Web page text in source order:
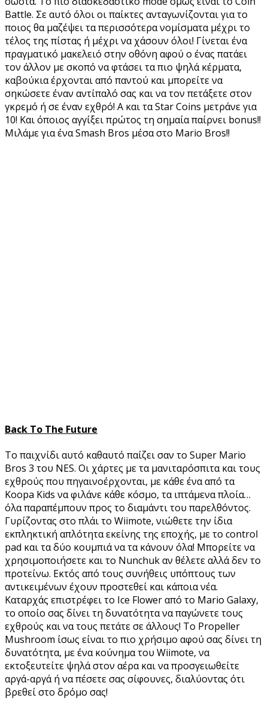
Battle. Σε αυτό όλοι οι παίκτες ανταγωνίζονται για το
ποιος θα μαζέψει τα περισσότερα νομίσματα μέχρι το
τέλος της πίστας ή μέχρι να χάσουν όλοι! Γίνεται ένα
πραγματικό μακελειό στην οθόνη αφού ο ένας πατάει
τον άλλον με σκοπό να φτάσει τα πιο ψηλά κέρματα,
καβούκια έρχονται από παντού και μπορείτε να
σηκώσετε έναν αντίπαλό σας και να τον πετάξετε στον
γκρεμό ή σε έναν εχθρό! Α και τα Star Coins μετράνε για
10! Και όποιος αγγίξει πρώτος τη σημαία παίρνει bonus!!
Μιλάμε για ένα Smash Bros μέσα στο Mario Bros!!
Back To The Future
Το παιχνίδι αυτό καθαυτό παίζει σαν το Super Mario
Bros 3 του NES. Οι χάρτες με τα μανιταρόσπιτα και τους
εχθρούς που πηγαινοέρχονται, με κάθε ένα από τα
Koopa Kids να φιλάνε κάθε κόσμο, τα ιπτάμενα πλοία…
όλα παραπέμπουν προς το διαμάντι του παρελθόντος.
Γυρίζοντας στο πλάι το Wiimote, νιώθετε την ίδια
εκπληκτική απλότητα εκείνης της εποχής, με το control
pad και τα δύο κουμπιά να τα κάνουν όλα! Μπορείτε να
χρησιμοποιήσετε και το Nunchuk αν θέλετε αλλά δεν το
προτείνω. Εκτός από τους συνήθεις υπόπτους των
αντικειμένων έχουν προστεθεί και κάποια νέα.
Καταρχάς επιστρέφει το Ice Flower από το Mario Galaxy,
το οποίο σας δίνει τη δυνατότητα να παγώνετε τους
εχθρούς και να τους πετάτε σε άλλους! Το Propeller
Mushroom ίσως είναι το πιο χρήσιμο αφού σας δίνει τη
δυνατότητα, με ένα κούνημα του Wiimote, να
εκτοξευτείτε ψηλά στον αέρα και να προσγειωθείτε
αργά-αργά ή να πέσετε σας σίφουνες, διαλύοντας ότι
βρεθεί στο δρόμο σας!